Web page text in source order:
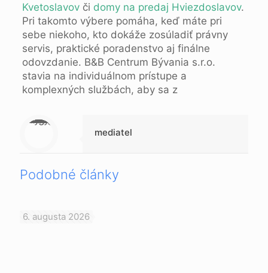
Kvetoslavovči domy na predaj Hviezdoslavov.
Pri takomto výbere pomáha, keď máte pri
sebe niekoho, kto dokáže zosúladiť právny
servis, praktické poradenstvo aj finálne
odovzdanie. B&B Centrum Bývania s.r.o.
stavia na individuálnom prístupe a
komplexných službách, aby sa z
Warning
: Trying to access array offset on null in
/data/1/d/1da9a732-fb3a-4804-a40f-d46885ca54ae/lajk.online/web/wp-content/themes/betheme-child/includes/content-single.php
on line
286
mediatel
Podobné články
6. augusta 2026